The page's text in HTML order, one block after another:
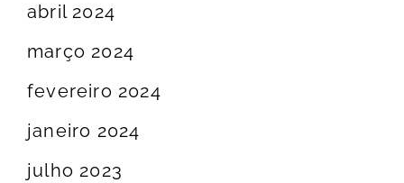
abril 2024
março 2024
fevereiro 2024
janeiro 2024
julho 2023